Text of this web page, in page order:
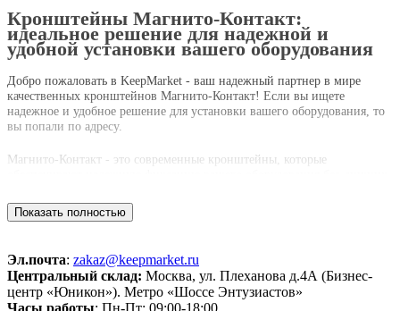
Кронштейны Магнито-Контакт:
идеальное решение для надежной и
удобной установки вашего оборудования
Добро пожаловать в KeepMarket - ваш надежный партнер в мире
качественных кронштейнов Магнито-Контакт! Если вы ищете
надежное и удобное решение для установки вашего оборудования, то
вы попали по адресу.
Магнито-Контакт - это современные кронштейны, которые
становится проще простого - просто прикрепите ваше оборудование к
кронштейну и наслаждайтесь его надежной фиксацией.
Почему стоит выбрать кронштейны Магнито-Контакт от KeepMarket:
Высокое качество: наш магазин работает только с
проверенными производителями, гарантируя вам
Показать полностью
Эл.почта: zakaz@keepmarket.ru
Центральный склад: Москва, ул. Плеханова д.4А (Бизнес-
центр «Юникон»). Метро «Шоссе Энтузиастов»
Часы работы: Пн-Пт: 09:00-18:00